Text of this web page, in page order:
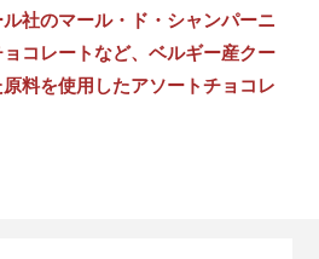
社のマール・ド・シャンパーニ
コレートなど、ベルギー産クー
料を使用したアソートチョコレ